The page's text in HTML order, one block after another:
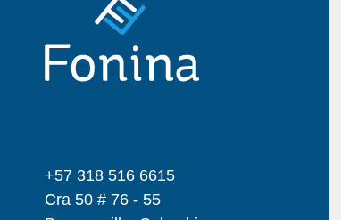
+57 318 516 6615
Cra 50 # 76 - 55